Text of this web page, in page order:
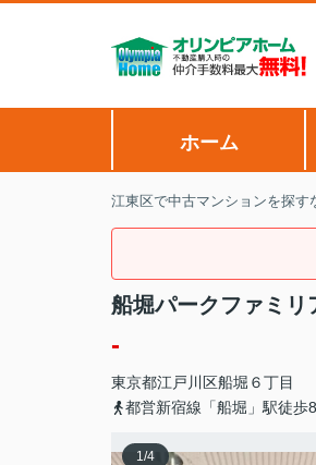
ホーム
江東区で中古マンションを探
船堀パークファミ
-
東京都江戸川区船堀 ６丁目
都営新宿線「船堀」駅徒歩
1/4